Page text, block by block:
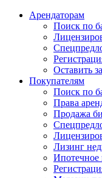
Арендаторам
Поиск по
Оставить
Покупателям
Поиск по
Права
Продажа
Лизинг
Ипотечное